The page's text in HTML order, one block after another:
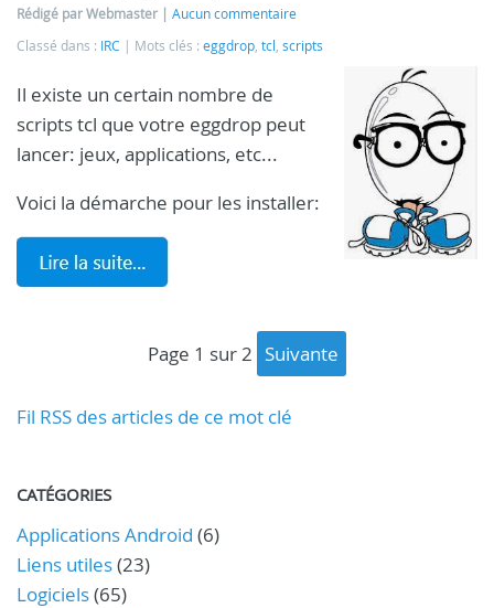
Rédigé par Webmaster
Aucun commentaire
Classé dans : IRC Mots clés : eggdrop tcl scripts
Il existe un certain nombre de
scripts tcl que votre eggdrop peut
lancer: jeux, applications, etc...
Voici la démarche pour les installer:
page 1 sur 2 suivante
Fil RSS des articles de ce mot clé
CATÉGORIES
Applications Android (6)
Liens utiles(23)
Logiciels(65)